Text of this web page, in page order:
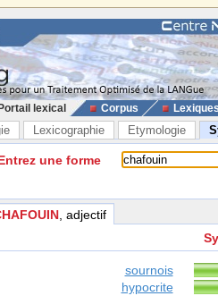
Portail lexical Corpus
Lexicographie Etymologie
une forme
, adjectif
sournois
hypocrite